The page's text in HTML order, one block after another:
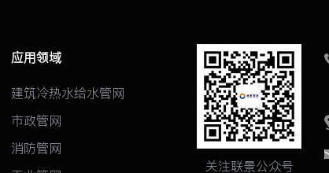
应用领域
建筑冷热水给水管网
市政管网
消防管网
关注联景公众号